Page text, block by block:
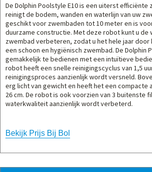
De Dolphin Poolstyle E10 is een uiterst
reinigt de bodem, wanden en waterlijn van uw
geschikt voor zwembaden tot 10 meter en is
duurzame constructie. Met deze robot kunt u de
zwembad verbeteren, zodat u het hele jaar door
een schoon en hygiënisch zwembad. De Dolphin
gemakkelijk te bedienen met een intuïtieve
robot heeft een snelle reinigingscyclus van 1,5
reinigingsproces aanzienlijk wordt versneld.
erg licht van gewicht en heeft het een compacte
26 cm. De robot is ook voorzien van 3 buitenste
waterkwaliteit aanzienlijk wordt verbeterd.
Bekijk Prijs Bij Bol